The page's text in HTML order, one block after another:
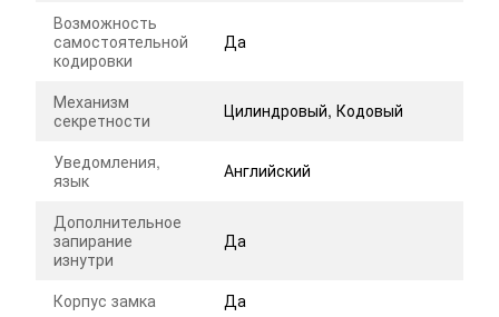
Возможность
самостоятельной
кодировки
Да
Механизм
секретности
Цилиндровый, Кодовый
Уведомления,
язык
Английский
Дополнительное
запирание
изнутри
Да
Корпус замка
Да